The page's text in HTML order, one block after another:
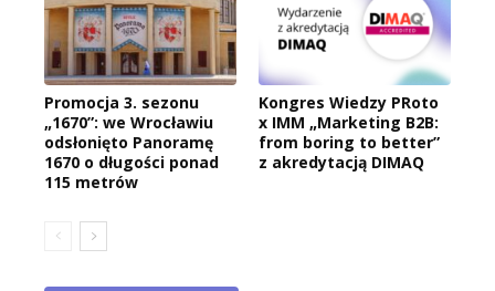
Promocja 3. sezonu
„1670”: we Wrocławiu
odsłonięto Panoramę
1670 o długości ponad
115 metrów
Kongres Wiedzy PRoto
x IMM „Marketing B2B:
from boring to better”
z akredytacją DIMAQ